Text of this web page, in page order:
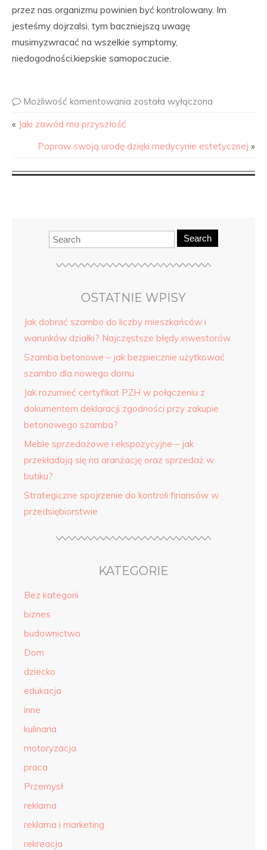
przez nas organizmu powinien być kontrolowany. Im
jesteśmy dojrzalsi, tym baczniejszą uwagę
musimyzwracać na wszelkie symptomy,
niedogodności,kiepskie samopoczucie.
Możliwość komentowania została wyłączona
« Jaki zawód ma przyszłość
Popraw swoją urodę dzięki medycynie estetycznej »
Search
OSTATNIE WPISY
Jak dobrać szambo do liczby mieszkańców i
warunków działki? Najczęstsze błędy inwestorów.
Szamba betonowe – jak bezpiecznie użytkować
szambo dla nowego domu
Jak rozumieć certyfikat PZH w połączeniu z
dokumentem deklaracji zgodności przy zakupie
betonowego szamba?
Meble sprzedażowe i ekspozycyjne – jak
przekładają się na aranżację oraz sprzedaż w
butiku?
Strategiczne spojrzenie do kontroli finansów w
przedsiębiorstwie
KATEGORIE
Bez kategorii
biznes
budownictwo
Dom
dziecko
edukacja
inne
kulinaria
motoryzacja
praca
Przemysł
reklama
reklama i marketing
rekreacja